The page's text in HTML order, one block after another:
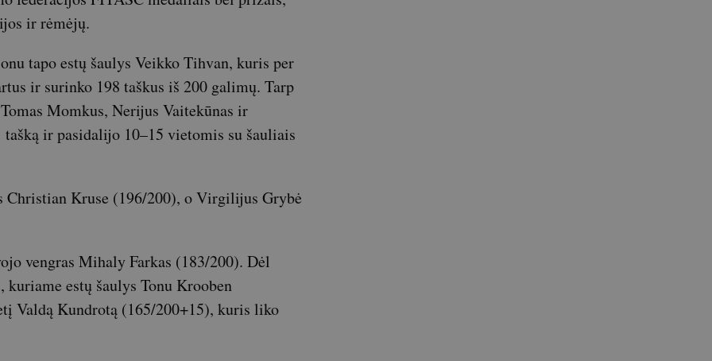
ir rėmėjų.
tapo estų šaulys Veikko Tihvan, kuris per
ir surinko 198 taškus iš 200 galimų. Tarp
Momkus, Nerijus Vaitekūnas ir
ir pasidalijo 10–15 vietomis su šauliais
Christian Kruse (196/200), o Virgilijus Grybė
vengras Mihaly Farkas (183/200). Dėl
estų šaulys Tonu Krooben
Valdą Kundrotą (165/200+15), kuris liko